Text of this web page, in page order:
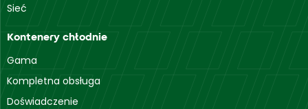
Sieć
Kontenery chłodnie
Gama
Kompletna obsługa
Doświadczenie